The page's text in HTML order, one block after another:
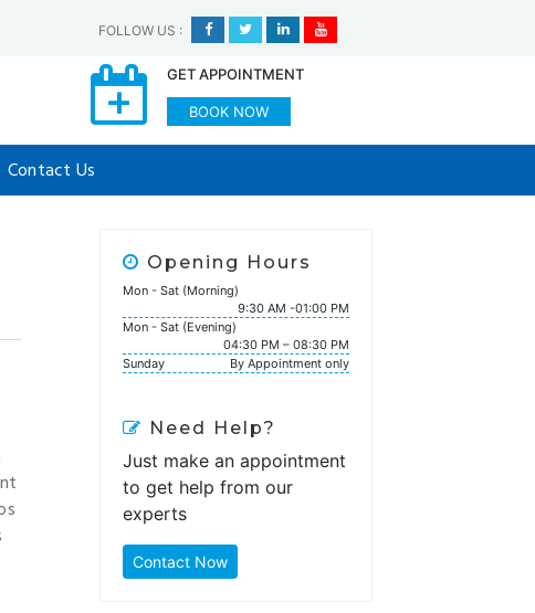
FOLLOW US :
GET APPOINTMENT
BOOK NOW
Contact Us
Opening Hours
Mon - Sat (Morning)
9:30 AM -01:00 PM
Mon - Sat (Evening)
04:30 PM – 08:30 PM
Sunday
By Appointment only
Need Help?
Just make an appointment
to get help from our
experts
Contact Now